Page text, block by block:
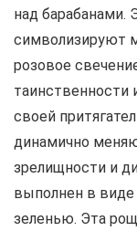
над барабанами.
символизируют
розовое
таинственности
своей
динамично
зрелищности и
выполнен в виде
зеленью. Эта